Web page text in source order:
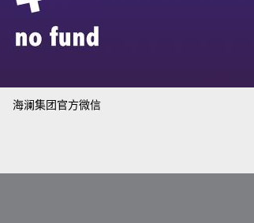
海澜集团官方微信